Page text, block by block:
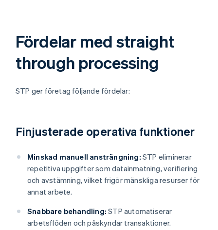
Fördelar med straight
through processing
STP ger företag följande fördelar:
Finjusterade operativa funktioner
Minskad manuell ansträngning: STP eliminerar
repetitiva uppgifter som datainmatning, verifiering
och avstämning, vilket frigör mänskliga resurser för
annat arbete.
Snabbare behandling: STP automatiserar
arbetsflöden och påskyndar transaktioner.